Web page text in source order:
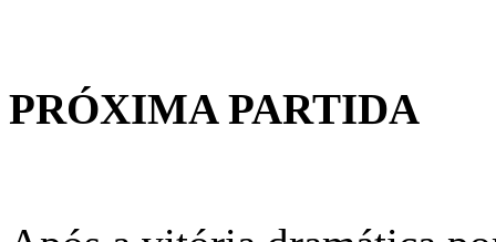
PRÓXIMA PARTIDA